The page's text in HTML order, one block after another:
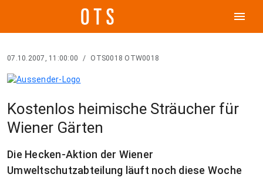
menu
07.10.2007, 11:00:00 / OTS0018 OTW0018
Kostenlos heimische Sträucher für
Wiener Gärten
Die Hecken-Aktion der Wiener
Umweltschutzabteilung läuft noch diese Woche